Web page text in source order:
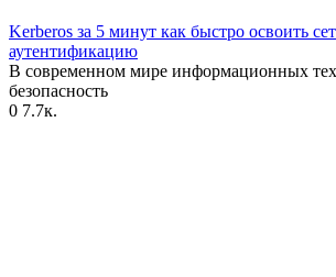
Kerberos за 5 минут как быстро освоить
аутентификацию
В современном мире информационных
безопасность
0 7.7к.